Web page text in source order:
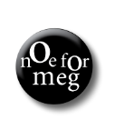
content